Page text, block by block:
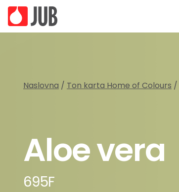
Naslovna / Ton karta Home of Colours /
Aloe vera
695F